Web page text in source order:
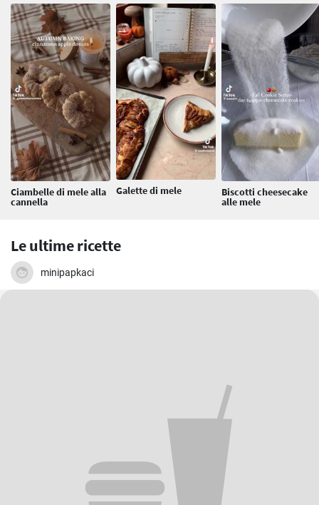
Ciambelle di mele alla
cannella
Galette di mele Biscotti cheesecake
alle mele
Le ultime ricette
minipapkaci